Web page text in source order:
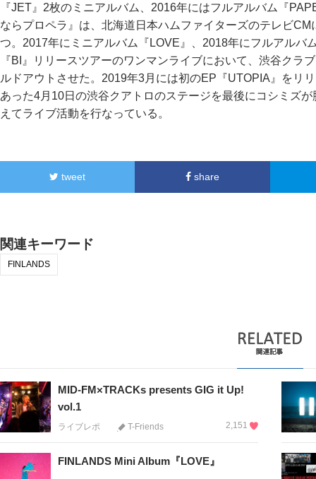
『JET』2枚のミニアルバム、2016年にはフルアルバム『
ならプロペラ』は、北海道日本ハムファイターズのテレビ
つ。2017年にミニアルバム『LOVE』、2018年にフルアルバ
『BI』リリースツアーのワンマンライブにおいて、渋谷クラ
ルドアウトさせた。2019年3月には初のEP『UTOPIA』をリ
あった4月10日の渋谷クアトロのステージを最後にコシミズ
えてライブ活動を行なっている。
tweet share
関連キーワード
FINLANDS
MID-FM×TRACKs presents GIG it Up!
vol.1
ライブレポ T-Friends 2,151
FINLANDS Mini Album『LOVE』